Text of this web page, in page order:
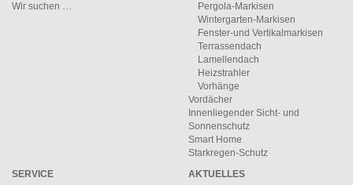
Wir suchen …
Pergola-Markisen
Wintergarten-Markisen
Fenster-und Vertikalmarkisen
Terrassendach
Lamellendach
Heizstrahler
Vorhänge
Vordächer
Innenliegender Sicht- und
Sonnenschutz
Smart Home
Starkregen-Schutz
SERVICE
AKTUELLES